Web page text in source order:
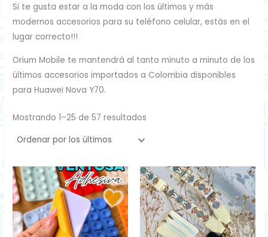
Si te gusta estar a la moda con los últimos y más
modernos accesorios para su teléfono celular, estás en el
lugar correcto!!!
Orium Mobile te mantendrá al tanto minuto a minuto de los
últimos accesorios importados a Colombia disponibles
para Huawei Nova Y70.
Mostrando 1–25 de 57 resultados